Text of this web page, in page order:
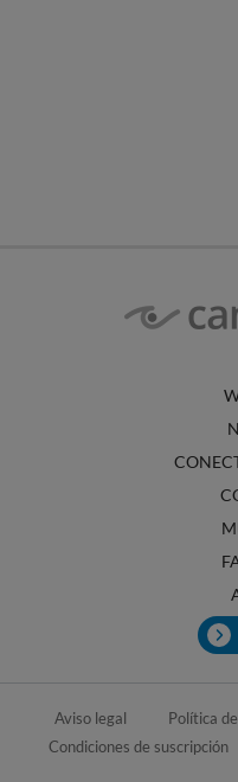
Aviso legal Política
Condiciones de suscripción